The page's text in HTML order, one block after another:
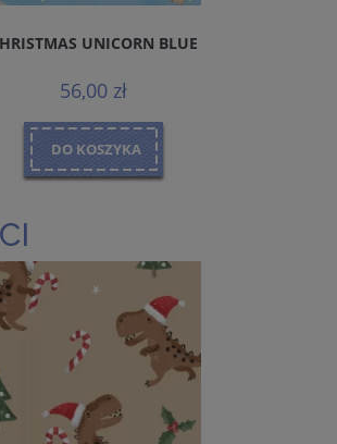
UNICORN BLUE
56,00 zł
DO KOSZYKA